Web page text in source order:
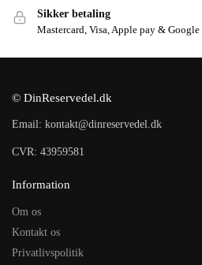
Sikker betaling
Mastercard, Visa, Apple pay & Google
© DinReservedel.dk
Email: kontakt@dinreservedel.dk
CVR: 43959581
Information
Om os
Kontakt os
Privatlivspolitik